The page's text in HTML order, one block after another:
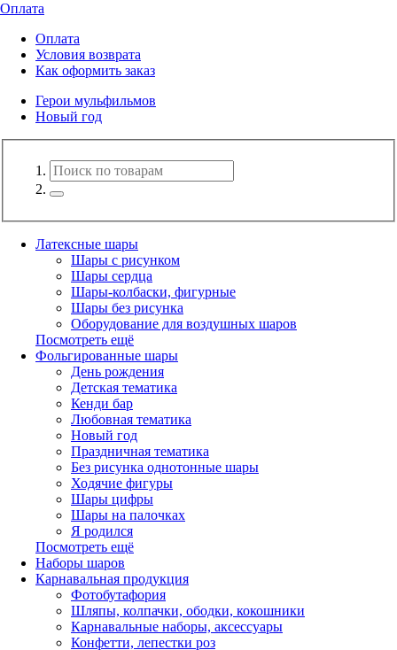
Оплата
Оплата
Условия возврата
Как оформить заказ
Герои мульфильмов
Новый год
Латексные шары
Шары с рисунком
Шары сердца
Шары-колбаски, фигурные
Шары без рисунка
Оборудование для воздушных шаров
Посмотреть ещё
Фольгированные шары
День рождения
Детская тематика
Кенди бар
Любовная тематика
Новый год
Праздничная тематика
Без рисунка однотонные шары
Ходячие фигуры
Шары цифры
Шары на палочках
Я родился
Посмотреть ещё
Наборы шаров
Карнавальная продукция
Фотобутафория
Шляпы, колпачки, ободки, кокошники
Карнавальные наборы, аксессуары
Конфетти, лепестки роз